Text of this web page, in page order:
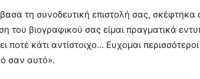
τη συνοδευτική επιστολή σας, σκέφτηκα
του βιογραφικού σας είμαι πραγματικά
ποτέ κάτι αντίστοιχο… Ευχομαι
σαν αυτό».